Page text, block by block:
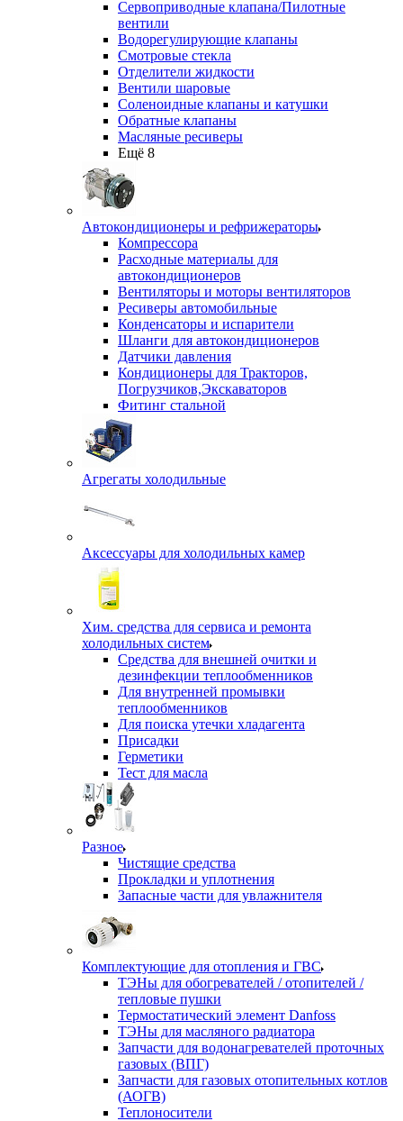
Сервоприводные клапана/Пилотные
вентили
Водорегулирующие клапаны
Смотровые стекла
Отделители жидкости
Вентили шаровые
Соленоидные клапаны и катушки
Обратные клапаны
Масляные ресиверы
Ещё 8
Автокондиционеры и рефрижераторы
Компрессора
Расходные материалы для
автокондиционеров
Вентиляторы и моторы вентиляторов
Ресиверы автомобильные
Конденсаторы и испарители
Шланги для автокондиционеров
Датчики давления
Кондиционеры для Тракторов,
Погрузчиков,Экскаваторов
Фитинг стальной
Агрегаты холодильные
Аксессуары для холодильных камер
Хим. средства для сервиса и ремонта
холодильных систем
Средства для внешней очитки и
дезинфекции теплообменников
Для внутренней промывки
теплообменников
Для поиска утечки хладагента
Присадки
Герметики
Тест для масла
Разное
Чистящие средства
Прокладки и уплотнения
Запасные части для увлажнителя
Комплектующие для отопления и ГВС
ТЭНы для обогревателей / отопителей /
тепловые пушки
Термостатический элемент Danfoss
ТЭНы для масляного радиатора
Запчасти для водонагревателей проточных
газовых (ВПГ)
Запчасти для газовых отопительных котлов
(АОГВ)
Теплоносители